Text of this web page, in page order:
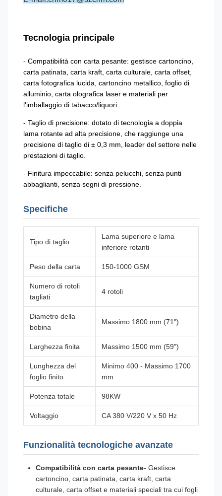
Tecnologia principale
- Compatibilità con carta pesante: gestisce cartoncino,
carta patinata, carta kraft, carta culturale, carta offset,
carta fotografica lucida, cartoncino metallico, foglio di
alluminio, carta olografica laser e materiali per
l'imballaggio di tabacco/liquori.
- Taglio di precisione: dotato di tecnologia a doppia
lama rotante ad alta precisione, che raggiunge una
precisione di taglio di ± 0,3 mm, leader del settore nelle
prestazioni di taglio.
- Finitura impeccabile: senza pelucchi, senza punti
abbaglianti, senza segni di pressione.
Specifiche
Tipo di taglio
Lama superiore e lama
inferiore rotanti
Peso della carta 150-1000 GSM
Numero di rotoli
tagliati
4 rotoli
Diametro della
bobina
Massimo 1800 mm (71")
Larghezza finita Massimo 1500 mm (59")
Lunghezza del
foglio finito
Minimo 400 - Massimo 1700
mm
Potenza totale 98KW
Voltaggio CA 380 V/220 V x 50 Hz
Funzionalità tecnologiche avanzate
Compatibilità con carta pesante- Gestisce
cartoncino, carta patinata, carta kraft, carta
culturale, carta offset e materiali speciali tra cui fogli